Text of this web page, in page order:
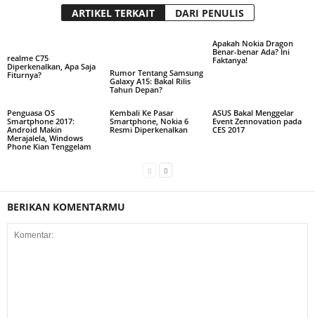
ARTIKEL TERKAIT DARI PENULIS
realme C75
Diperkenalkan, Apa Saja
Fiturnya?
Rumor Tentang Samsung
Galaxy A15: Bakal Rilis
Tahun Depan?
Apakah Nokia Dragon
Benar-benar Ada? Ini
Faktanya!
Penguasa OS
Smartphone 2017:
Android Makin
Merajalela, Windows
Phone Kian Tenggelam
Kembali Ke Pasar
Smartphone, Nokia 6
Resmi Diperkenalkan
ASUS Bakal Menggelar
Event Zennovation pada
CES 2017
BERIKAN KOMENTARMU